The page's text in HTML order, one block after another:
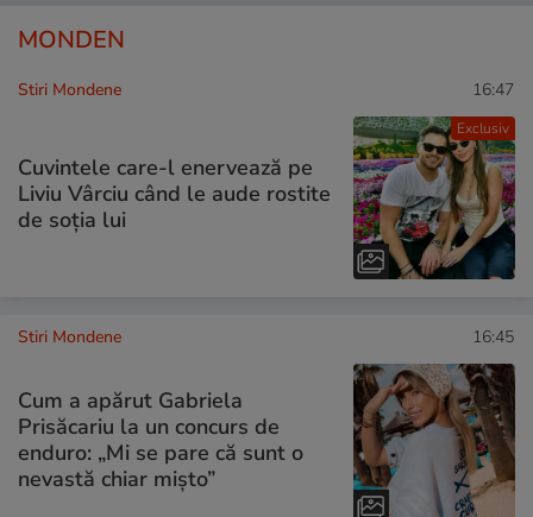
MONDEN
Exclusiv
Stiri Mondene 16:47
Cuvintele care-l enervează pe
Liviu Vârciu când le aude rostite
de soția lui
Stiri Mondene 16:45
Cum a apărut Gabriela
Prisăcariu la un concurs de
enduro: „Mi se pare că sunt o
nevastă chiar mișto”